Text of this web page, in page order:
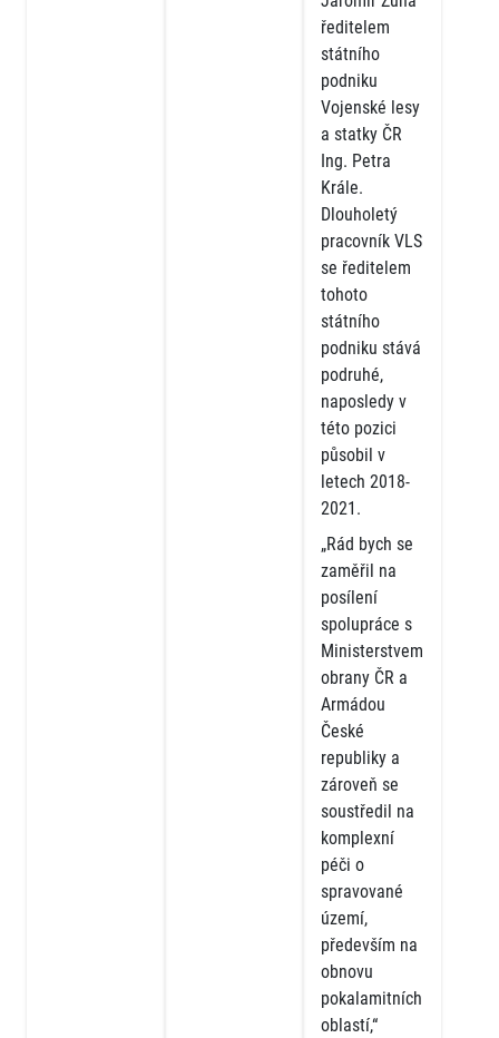
ředitelem
státního
podniku
Vojenské lesy
a statky ČR
Ing. Petra
Krále.
Dlouholetý
pracovník VLS
se ředitelem
tohoto
státního
podniku stává
podruhé,
naposledy v
této pozici
působil v
letech 2018-
2021.
„Rád bych se
zaměřil na
posílení
spolupráce s
Ministerstvem
obrany ČR a
Armádou
České
republiky a
zároveň se
soustředil na
komplexní
péči o
spravované
území,
především na
obnovu
pokalamitních
oblastí,“